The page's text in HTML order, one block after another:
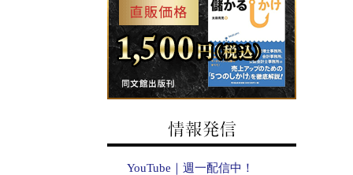
YouTube｜週一配信中！